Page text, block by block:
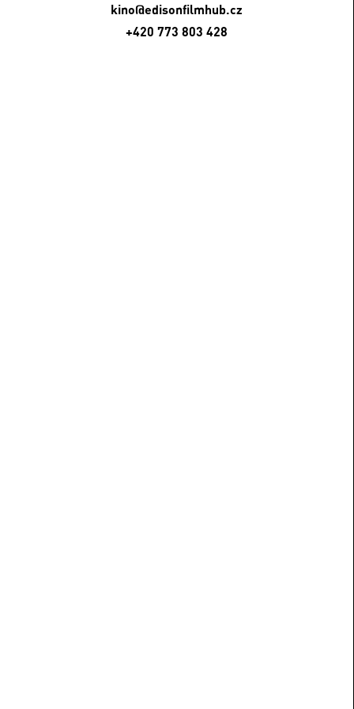
kino@edisonfilmhub.cz
+420 773 803 428